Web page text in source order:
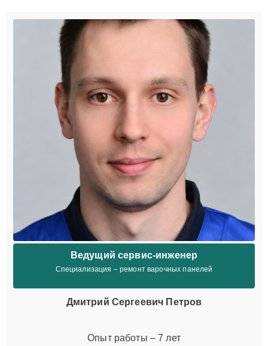
Ведущий сервис-инженер
Специализация – ремонт варочных панелей
Дмитрий Сергеевич Петров
Опыт работы – 7 лет